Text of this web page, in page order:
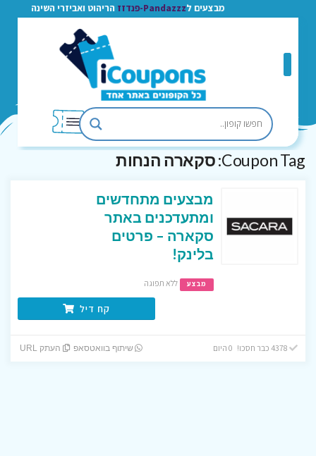
מבצעים לPandazzz-פנדזז הריהוט ואביזרי השינה
Coupon Tag: סקארה הנחות
מבצעים מתחדשים
ומתעדכנים באתר
סקארה – פרטים
בלינק!
מבצע ללא תפוגה
קח דיל
4378 כבר חסכו! 0 היום שיתוף בוואטסאפ העתק URL